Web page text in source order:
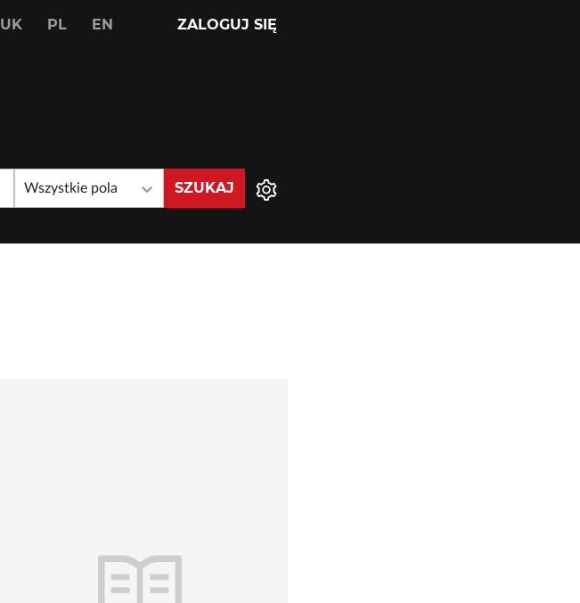
UK PL EN ZALOGUJ SIĘ
Wszystkie pola SZUKAJ